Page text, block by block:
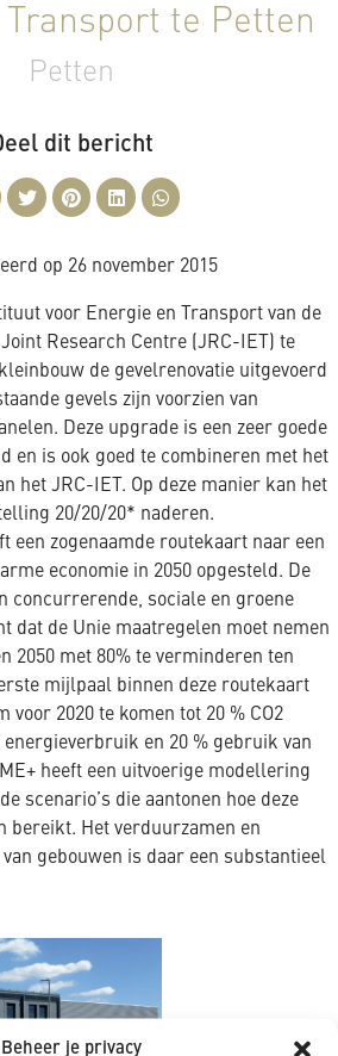
Beheer je privacy
Transport te Petten
Petten
dit bericht
op 26 november 2015
voor Energie en Transport van de
Research Centre (JRC-IET) te
de gevelrenovatie uitgevoerd
gevels zijn voorzien van
Deze upgrade is een zeer goede
en is ook goed te combineren met het
het JRC-IET. Op deze manier kan het
20/20/20* naderen.
een zogenaamde routekaart naar een
economie in 2050 opgesteld. De
concurrerende, sociale en groene
dat de Unie maatregelen moet nemen
2050 met 80% te verminderen ten
mijlpaal binnen deze routekaart
voor 2020 te komen tot 20 % CO2
en 20 % gebruik van
heeft een uitvoerige modellering
scenario’s die aantonen hoe deze
bereikt. Het verduurzamen en
gebouwen is daar een substantieel